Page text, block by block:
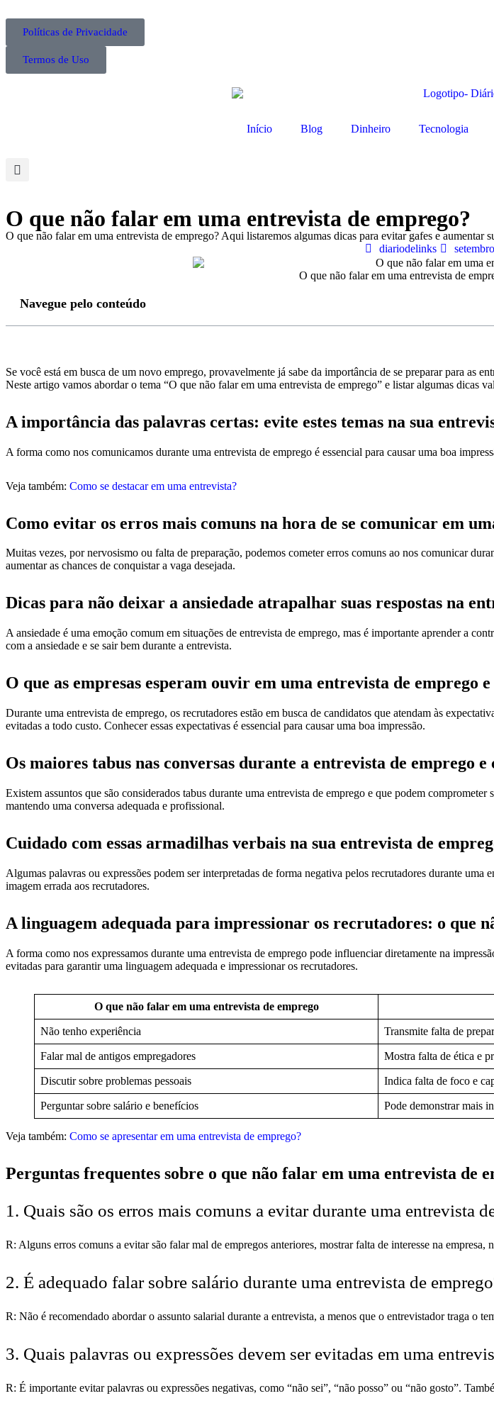
Políticas de Privacidade
Termos de Uso
Início Blog Dinheiro Tecnologia
O que não falar em uma entrevista de emprego?
O que não falar em uma entrevista de emprego? Aqui listaremos algumas dicas para evitar gafes e aumentar
diariodelinks
O que não falar em uma entrevista de
Navegue pelo conteúdo
Se você está em busca de um novo emprego, provavelmente já sabe da importância de se preparar para as
Neste artigo vamos abordar o tema “O que não falar em uma entrevista de emprego” e listar algumas dicas
A importância das palavras certas: evite estes temas na sua
A forma como nos comunicamos durante uma entrevista de emprego é essencial para causar uma boa
Veja também: Como se destacar em uma entrevista?
Como evitar os erros mais comuns na hora de se comunicar em
Muitas vezes, por nervosismo ou falta de preparação, podemos cometer erros comuns ao nos comunicar
aumentar as chances de conquistar a vaga desejada.
Dicas para não deixar a ansiedade atrapalhar suas respostas na
A ansiedade é uma emoção comum em situações de entrevista de emprego, mas é importante aprender a
com a ansiedade e se sair bem durante a entrevista.
O que as empresas esperam ouvir em uma entrevista de emprego
Durante uma entrevista de emprego, os recrutadores estão em busca de candidatos que atendam às
evitadas a todo custo. Conhecer essas expectativas é essencial para causar uma boa impressão.
Os maiores tabus nas conversas durante a entrevista de emprego
Existem assuntos que são considerados tabus durante uma entrevista de emprego e que podem
mantendo uma conversa adequada e profissional.
Cuidado com essas armadilhas verbais na sua entrevista de
Algumas palavras ou expressões podem ser interpretadas de forma negativa pelos recrutadores durante
imagem errada aos recrutadores.
A linguagem adequada para impressionar os recrutadores: o que
A forma como nos expressamos durante uma entrevista de emprego pode influenciar diretamente na
evitadas para garantir uma linguagem adequada e impressionar os recrutadores.
O que não falar em uma entrevista de emprego
Não tenho experiência Transmite falta de
Falar mal de antigos empregadores Mostra falta de ética e
Discutir sobre problemas pessoais Indica falta de foco e
Perguntar sobre salário e benefícios Pode demonstrar mais
Veja também: Como se apresentar em uma entrevista de emprego?
Perguntas frequentes sobre o que não falar em uma entrevista de
1. Quais são os erros mais comuns a evitar durante uma entrevista
R: Alguns erros comuns a evitar são falar mal de empregos anteriores, mostrar falta de interesse na
2. É adequado falar sobre salário durante uma entrevista de
R: Não é recomendado abordar o assunto salarial durante a entrevista, a menos que o entrevistador traga o
3. Quais palavras ou expressões devem ser evitadas em uma
R: É importante evitar palavras ou expressões negativas, como “não sei”, “não posso” ou “não gosto”.